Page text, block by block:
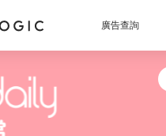
廣告查詢